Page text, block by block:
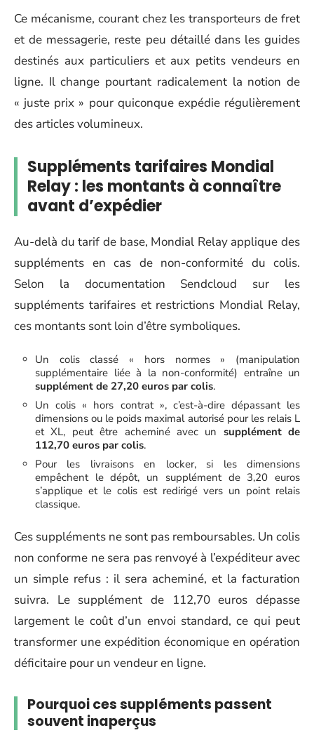
Ce mécanisme, courant chez les transporteurs de fret
et de messagerie, reste peu détaillé dans les guides
destinés aux particuliers et aux petits vendeurs en
ligne. Il change pourtant radicalement la notion de
« juste prix » pour quiconque expédie régulièrement
des articles volumineux.
Suppléments tarifaires Mondial
Relay : les montants à connaître
avant d’expédier
Au-delà du tarif de base, Mondial Relay applique des
suppléments en cas de non-conformité du colis.
Selon la documentation Sendcloud sur les
suppléments tarifaires et restrictions Mondial Relay,
ces montants sont loin d’être symboliques.
Un colis classé « hors normes » (manipulation
supplémentaire liée à la non-conformité) entraîne un
supplément de 27,20 euros par colis.
Un colis « hors contrat », c’est-à-dire dépassant les
dimensions ou le poids maximal autorisé pour les relais L
et XL, peut être acheminé avec un supplément de
112,70 euros par colis.
Pour les livraisons en locker, si les dimensions
empêchent le dépôt, un supplément de 3,20 euros
s’applique et le colis est redirigé vers un point relais
classique.
Ces suppléments ne sont pas remboursables. Un colis
non conforme ne sera pas renvoyé à l’expéditeur avec
un simple refus : il sera acheminé, et la facturation
suivra. Le supplément de 112,70 euros dépasse
largement le coût d’un envoi standard, ce qui peut
transformer une expédition économique en opération
déficitaire pour un vendeur en ligne.
Pourquoi ces suppléments passent
souvent inaperçus